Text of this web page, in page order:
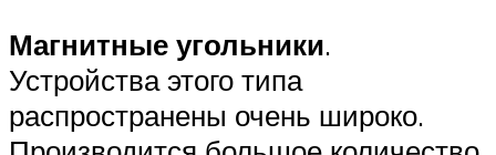
Магнитные угольники.
Устройства этого типа
распространены очень широко.